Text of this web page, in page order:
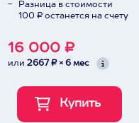
Разница в стоимости
100 ₽ останется на счету
16 000 ₽
или 2667 ₽ × 6 мес